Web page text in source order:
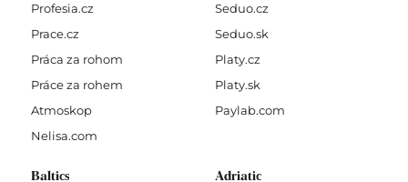
Profesia.cz
Prace.cz
Práca za rohom
Práce za rohem
Atmoskop
Nelisa.com
Seduo.cz
Seduo.sk
Platy.cz
Platy.sk
Paylab.com
Baltics Adriatic